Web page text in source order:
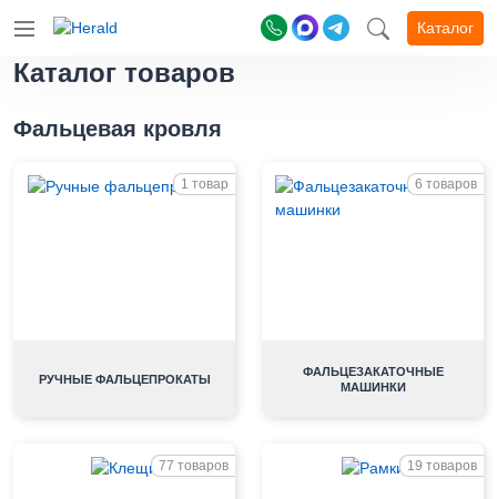
Каталог
Каталог товаров
Фальцевая кровля
1 товар
РУЧНЫЕ ФАЛЬЦЕПРОКАТЫ
6 товаров
ФАЛЬЦЕЗАКАТОЧНЫЕ
МАШИНКИ
77 товаров 19 товаров